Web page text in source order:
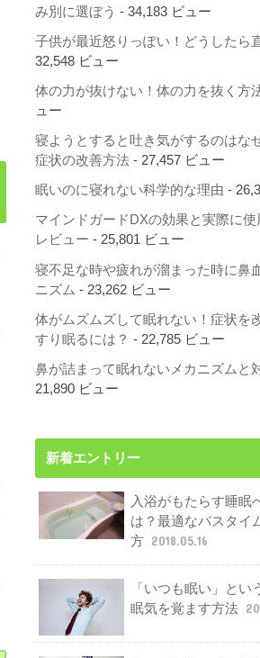
み別に選ぼう - 34,183 ビュー
子供が最近怒りっぽい！どうしたら
32,548 ビュー
体の力が抜けない！体の力を抜く方
ュー
寝ようとすると吐き気がするのはな
症状の改善方法 - 27,457 ビュー
眠いのに寝れない科学的な理由 -
マインドガードDXの効果と実際に
レビュー - 25,801 ビュー
寝不足な時や疲れが溜まった時に鼻
ニズム - 23,262 ビュー
体がムズムズして眠れない！症状を
すり眠るには？ - 22,785 ビュー
鼻が詰まって眠れないメカニズムと
21,890 ビュー
新着エントリー
入浴がもたらす睡眠
は？最適なバスタイ
方 2018.05.16
「いつも眠い」とい
眠気を覚ます方法